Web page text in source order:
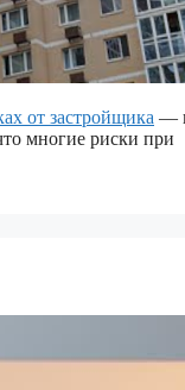
от застройщика —
многие риски при